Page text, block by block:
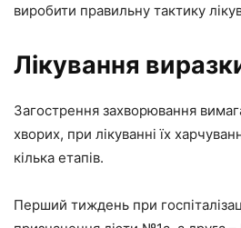
виробити правильну тактику
Лікування
Загострення захворювання
хворих, при лікуванні їх
кілька етапів.
Перший тиждень при